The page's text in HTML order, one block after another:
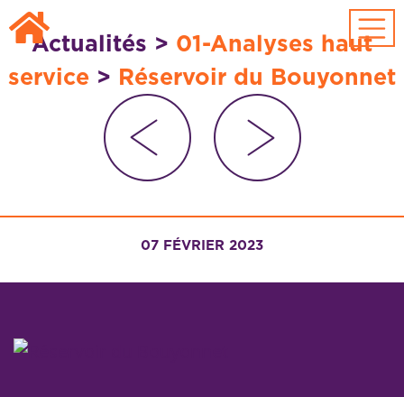
Passer au contenu principal
Actualités > 01-Analyses haut
service > Réservoir du Bouyonnet
07 FÉVRIER 2023